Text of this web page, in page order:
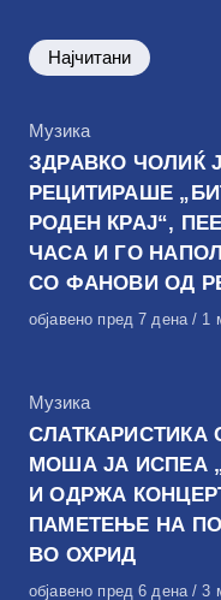
Најчитани
КАтегорија
Музика
ЗДРАВКО ЧОЛИЌ
РЕЦИТИРАШЕ
РОДЕН КРАЈ“,
ЧАСА И ГО
СО ФАНОВИ ОД
Објавено
објавено пред 7 дена 1
КАтегорија
Музика
СЛАТКАРИСТИКА
МОША ЈА ИСПЕА
И ОДРЖА
ПАМЕТЕЊЕ НА
ВО ОХРИД
Објавено
објавено пред 6 дена 3